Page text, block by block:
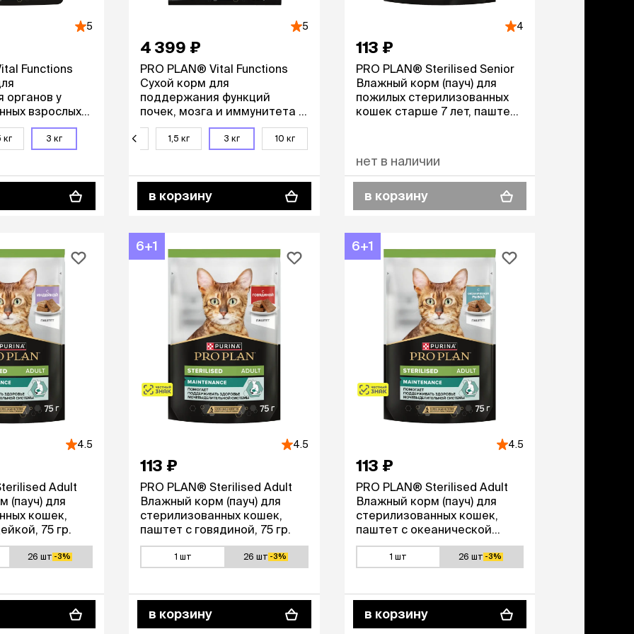
5
Functions
органов у
взрослых
3 кг
кг 3 кг
5
4 399 ₽
PRO PLAN® Vital Functions
Сухой корм для
поддержания функций
почек, мозга и иммунитета у
взрослых кошек, с высоким
содержанием лосося, 3 кг
400 г 1,5 кг 3 кг 10 кг
в корзину
4
113 ₽
PRO PLAN® Sterilised Senior
Влажный корм (пауч) для
пожилых стерилизованных
кошек старше 7 лет, паштет
нет в наличии
в корзину
4.5
Adult
(пауч) для
кошек,
75 гр.
26 шт -3%
6+1
4.5
113 ₽
PRO PLAN® Sterilised Adult
Влажный корм (пауч) для
стерилизованных кошек,
паштет с говядиной, 75 гр.
1 шт 26 шт -3%
в корзину
6+1
4.5
113 ₽
PRO PLAN® Sterilised Adult
Влажный корм (пауч) для
стерилизованных кошек,
паштет с океанической
рыбой, 75 гр.
1 шт 26 шт -3%
в корзину